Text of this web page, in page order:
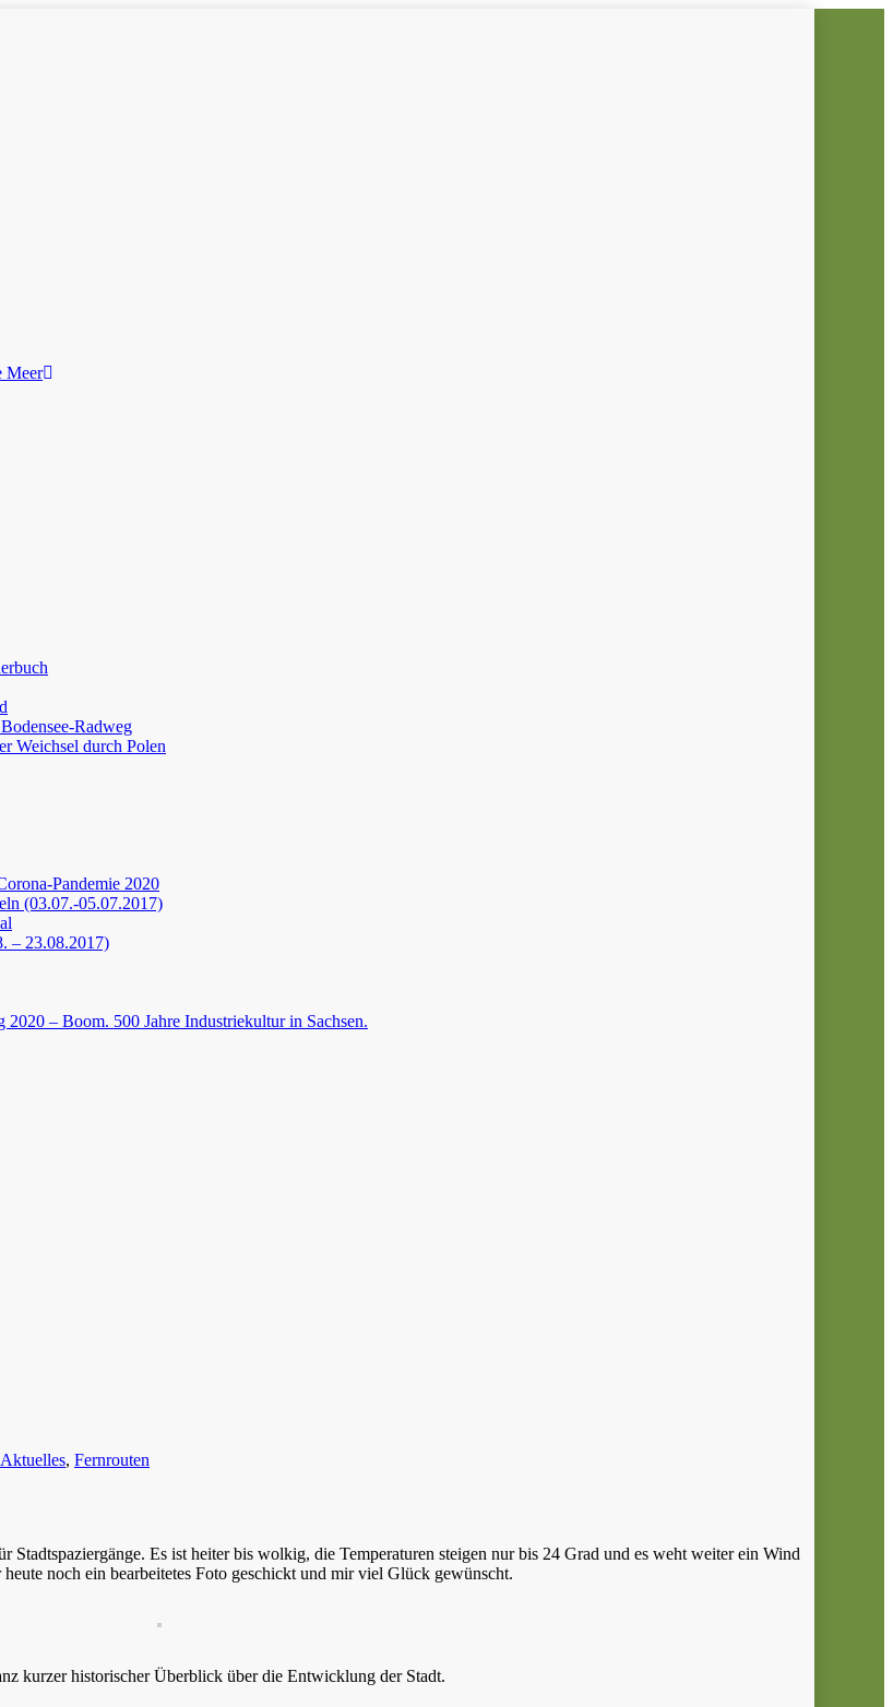
Meer
Radweg
Weichsel durch Polen
Pandemie 2020
(03.07.-05.07.2017)
– 23.08.2017)
2020 – Boom. 500 Jahre Industriekultur in Sachsen.
Aktuelles, Fernrouten
Es ist heiter bis wolkig, die Temperaturen steigen nur bis 24 Grad und es weht weiter ein Wind
noch ein bearbeitetes Foto geschickt und mir viel Glück gewünscht.
kurzer historischer Überblick über die Entwicklung der Stadt.